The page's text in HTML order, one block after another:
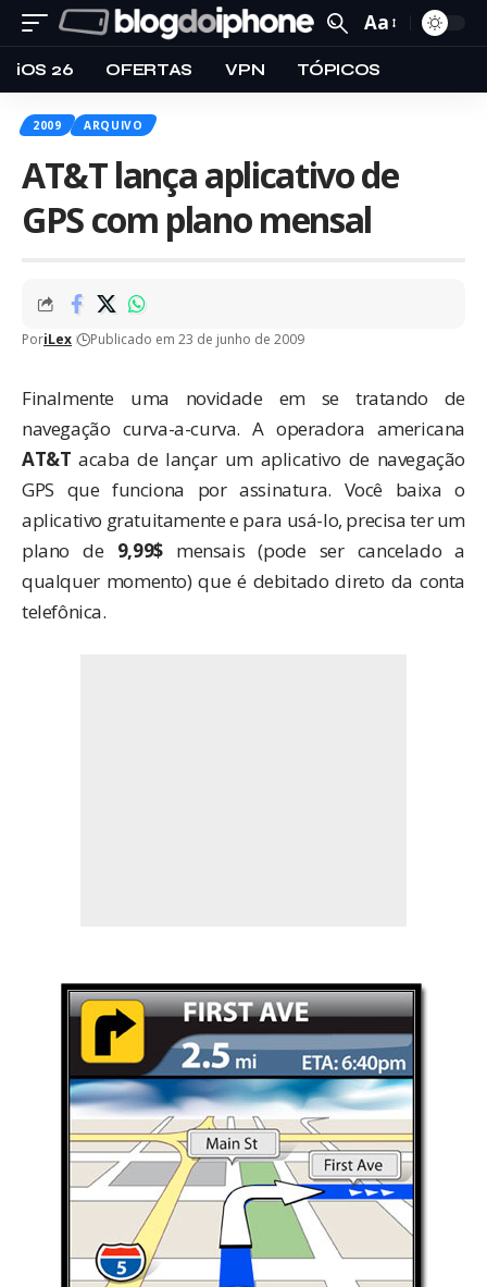
Aa
iOS 26 OFERTAS VPN TÓPICOS
2009 ARQUIVO
AT&T lança aplicativo de
GPS com plano mensal
PoriLex Publicado em 23 de junho de 2009
Finalmente uma novidade em se tratando de
navegação curva-a-curva. A operadora americana
AT&Tacaba de lançar um aplicativo de navegação
GPS que funciona por assinatura. Você baixa o
aplicativo gratuitamente e para usá-lo, precisa ter um
plano de 9,99$mensais (pode ser cancelado a
qualquer momento) que é debitado direto da conta
telefônica.